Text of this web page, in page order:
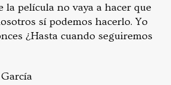
la película no vaya a hacer que
sí podemos hacerlo. Yo
¿Hasta cuando seguiremos